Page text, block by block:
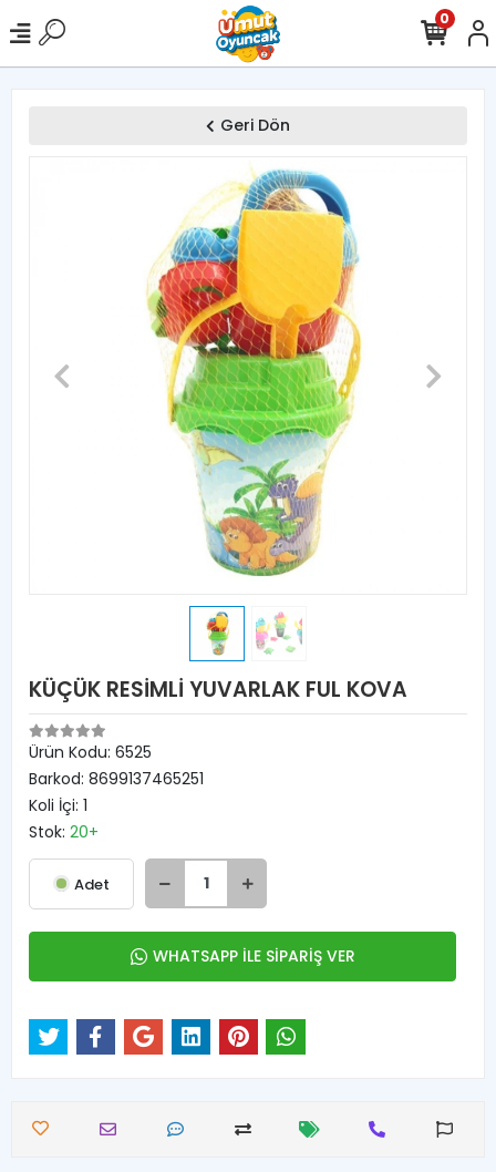
0
Geri Dön
KÜÇÜK RESİMLİ YUVARLAK FUL KOVA
Ürün Kodu: 6525
Barkod: 8699137465251
Koli İçi: 1
Stok: 20+
Adet
WHATSAPP İLE SİPARİŞ VER